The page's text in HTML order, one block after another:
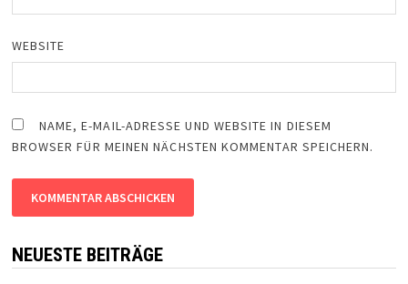
WEBSITE
NAME, E-MAIL-ADRESSE UND WEBSITE IN DIESEM
BROWSER FÜR MEINEN NÄCHSTEN KOMMENTAR SPEICHERN.
NEUESTE BEITRÄGE